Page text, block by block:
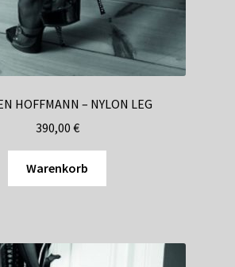
HOFFMANN – NYLON LEG
390,00 €
Warenkorb